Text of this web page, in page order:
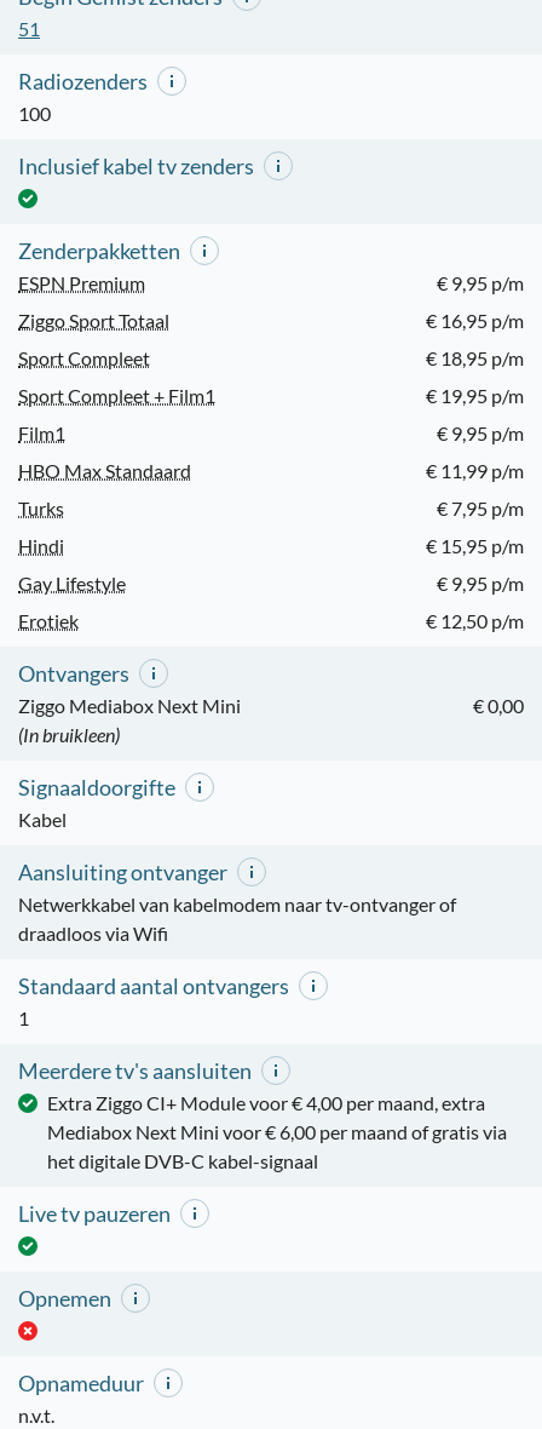
51
Radiozenders
100
Inclusief kabel tv zenders
Zenderpakketten
ESPN Premium
€ 9,95 p/m
Ziggo Sport Totaal
€ 16,95 p/m
Sport Compleet
€ 18,95 p/m
Sport Compleet + Film1
€ 19,95 p/m
Film1
€ 9,95 p/m
HBO Max Standaard
€ 11,99 p/m
Turks
€ 7,95 p/m
Hindi
€ 15,95 p/m
Gay Lifestyle
€ 9,95 p/m
Erotiek
€ 12,50 p/m
Ontvangers
Ziggo Mediabox Next Mini
€ 0,00
(In bruikleen)
Signaaldoorgifte
Kabel
Aansluiting ontvanger
Netwerkkabel van kabelmodem naar tv-ontvanger of
draadloos via Wifi
Standaard aantal ontvangers
1
Meerdere tv's aansluiten
Extra Ziggo CI+ Module voor € 4,00 per maand, extra
Mediabox Next Mini voor € 6,00 per maand of gratis via
het digitale DVB-C kabel-signaal
Live tv pauzeren
Opnemen
Opnameduur
n.v.t.